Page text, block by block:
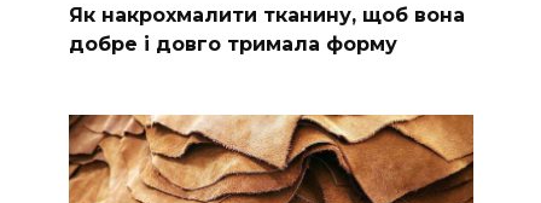
Як накрохмалити тканину, щоб вона
добре і довго тримала форму